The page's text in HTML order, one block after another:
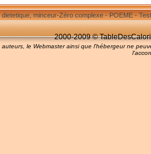
minceur-Zéro complexe-POEME-
2000-2009 ©
le Webmaster ainsi que l'hébergeur ne